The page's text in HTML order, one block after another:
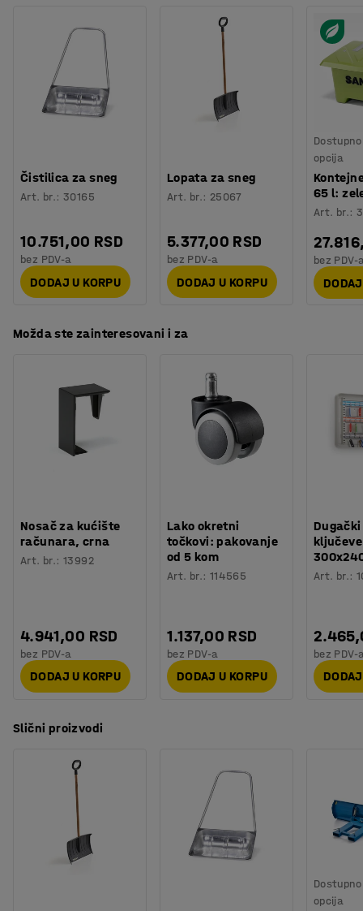
Čistilica za sneg
Art. br.:30165
10.751,00 RSD
bez PDV-a
DODAJ U KORPU
Lopata za sneg
Art. br.: 25067
5.377,00 RSD
bez PDV-a
DODAJ U KORPU
opcija
65 l:
Art. br.:
bez PDV-
Možda ste zainteresovani i za
Nosač za kućište
računara, crna
Art. br.:13992
4.941,00 RSD
bez PDV-a
DODAJ U KORPU
Lako okretni
točkovi: pakovanje
od 5 kom
Art. br.: 114565
1.137,00 RSD
bez PDV-a
DODAJ U KORPU
Art. br.:
bez PDV-
Slični proizvodi
opcija